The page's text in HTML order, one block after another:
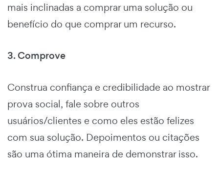
mais inclinadas a comprar uma solução ou
benefício do que comprar um recurso.
3. Comprove
Construa confiança e credibilidade ao mostrar
prova social, fale sobre outros
usuários/clientes e como eles estão felizes
com sua solução. Depoimentos ou citações
são uma ótima maneira de demonstrar isso.